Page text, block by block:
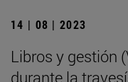
14 | 08 | 2023
Libros y gestión
durante la